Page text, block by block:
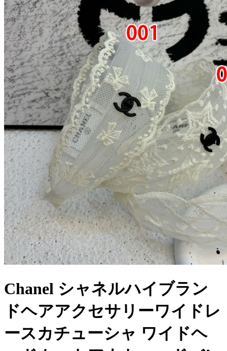
Chanel シャネルハイブラン
ドヘアアクセサリーワイドレ
ースカチューシャ ワイドヘ